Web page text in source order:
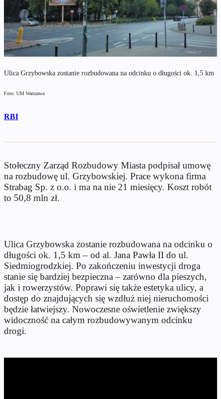
Ulica Grzybowska zostanie rozbudowana na odcinku o długości ok. 1,5 km
Foto: UM Warszawa
RBI
Stołeczny Zarząd Rozbudowy Miasta podpisał umowę
na rozbudowę ul. Grzybowskiej. Prace wykona firma
Strabag Sp. z o.o. i ma na nie 21 miesięcy. Koszt robót
to 50,8 mln zł.
Ulica Grzybowska zostanie rozbudowana na odcinku o
długości ok. 1,5 km – od al. Jana Pawła II do ul.
Siedmiogrodzkiej. Po zakończeniu inwestycji droga
stanie się bardziej bezpieczna – zarówno dla pieszych,
jak i rowerzystów. Poprawi się także estetyka ulicy, a
dostęp do znajdujących się wzdłuż niej nieruchomości
będzie łatwiejszy. Nowoczesne oświetlenie zwiększy
widoczność na całym rozbudowywanym odcinku
drogi.